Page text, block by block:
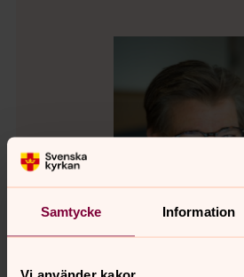
Samtycke Information
Vi använder kakor